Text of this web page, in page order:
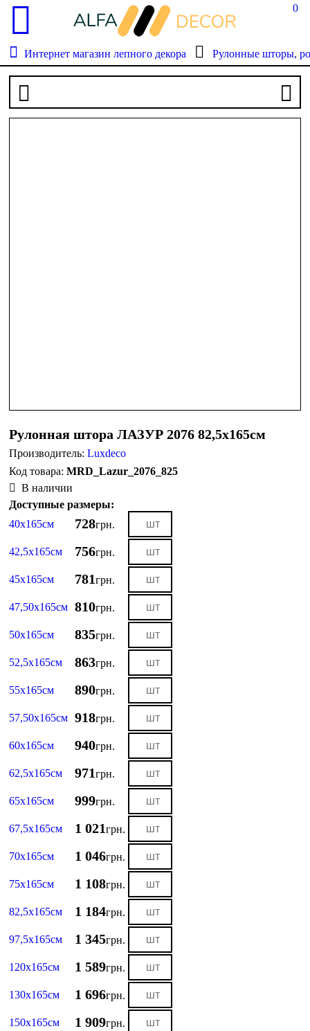
0
Интернет магазин лепного декора Рулонные шторы,
Рулонная штора ЛАЗУР 2076 82,5х165см
Производитель:Luxdeco
MRD_Lazur_2076_825
В наличии
Доступные размеры:
40х165см
728грн.
42,5х165см 756грн.
45х165см 781грн.
47,50х165см 810грн.
50х165см 835грн.
52,5х165см 863грн.
55х165см 890грн.
57,50х165см 918грн.
60х165см 940грн.
62,5х165см 971грн.
65х165см 999грн.
67,5х165см 1 021грн.
70х165см 1 046грн.
75х165см 1 108грн.
82,5х165см 1 184грн.
97,5х165см 1 345грн.
120х165см 1 589грн.
130х165см 1 696грн.
150х165см 1 909грн.